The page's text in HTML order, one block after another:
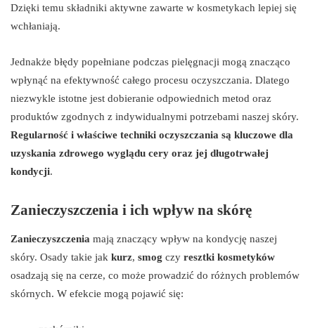
Dzięki temu składniki aktywne zawarte w kosmetykach lepiej się
wchłaniają.
Jednakże błędy popełniane podczas pielęgnacji mogą znacząco
wpłynąć na efektywność całego procesu oczyszczania. Dlatego
niezwykle istotne jest dobieranie odpowiednich metod oraz
produktów zgodnych z indywidualnymi potrzebami naszej skóry.
Regularność i właściwe techniki oczyszczania są kluczowe dla
uzyskania zdrowego wyglądu cery oraz jej długotrwałej
kondycji.
Zanieczyszczenia i ich wpływ na skórę
Zanieczyszczenia mają znaczący wpływ na kondycję naszej
skóry. Osady takie jak kurz, smog czy resztki kosmetyków
osadzają się na cerze, co może prowadzić do różnych problemów
skórnych. W efekcie mogą pojawić się: